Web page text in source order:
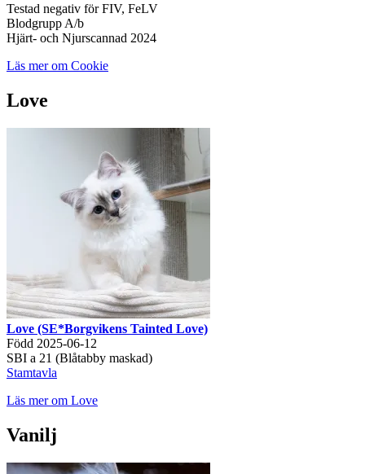
Testad negativ för FIV, FeLV
Blodgrupp A/b
Hjärt- och Njurscannad 2024
Läs mer om Cookie
Love
Love (SE*Borgvikens Tainted Love)
Född 2025-06-12
SBI a 21 (Blåtabby maskad)
Stamtavla
Läs mer om Love
Vanilj